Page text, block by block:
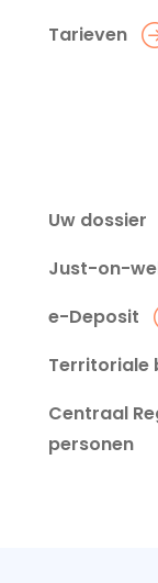
Tarieven
Uw dossier
Just-on-
e-Deposit
Territoriale
Centraal
personen